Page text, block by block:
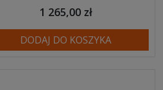
1 265,00 zł
DODAJ DO KOSZYKA